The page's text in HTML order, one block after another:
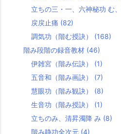
立ちの三・一、六神秘功 む
戻戻止痛 (82)
調気功（階む授訣） (168)
階み段階の録音教材 (46)
伊雑宮（階み伝訣） (1)
五音和（階み画訣） (7)
慧眼功（階み観訣） (8)
生音功（階み授訣） (1)
立ちのみ、清昇濁降 み (8)
階み静功全次元 (4)